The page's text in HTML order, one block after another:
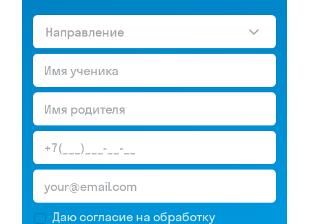
Направление
Даю согласие на обработку